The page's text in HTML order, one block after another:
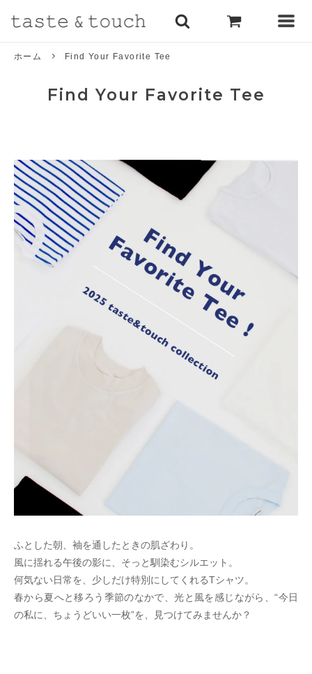
ホーム Find Your Favorite Tee
Find Your Favorite Tee
ふとした朝、袖を通したときの肌ざわり。
風に揺れる午後の影に、そっと馴染むシルエット。
何気ない日常を、少しだけ特別にしてくれるTシャツ。
春から夏へと移ろう季節のなかで、光と風を感じながら、“今日
の私に、ちょうどいい一枚”を、見つけてみませんか？